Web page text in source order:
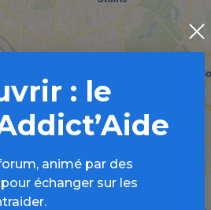
: le
animé par des
échanger sur les